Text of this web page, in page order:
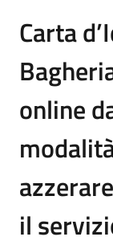
Carta
online
il